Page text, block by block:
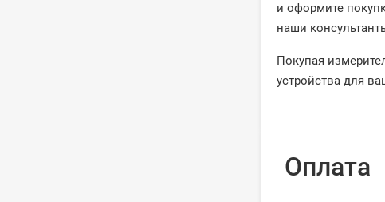
и оформите
наши
Покупая
устройства для
Оплата